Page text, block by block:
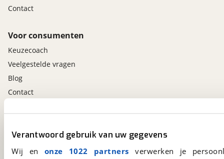
Verantwoord gebruik van uw gegevens
Wij en onze 1022 partners verwerken je
Contact
Voor consumenten
Keuzecoach
Veelgestelde vragen
Blog
Contact
Altijd het meest recente aanbod bij de hand.
Download 'm nu.